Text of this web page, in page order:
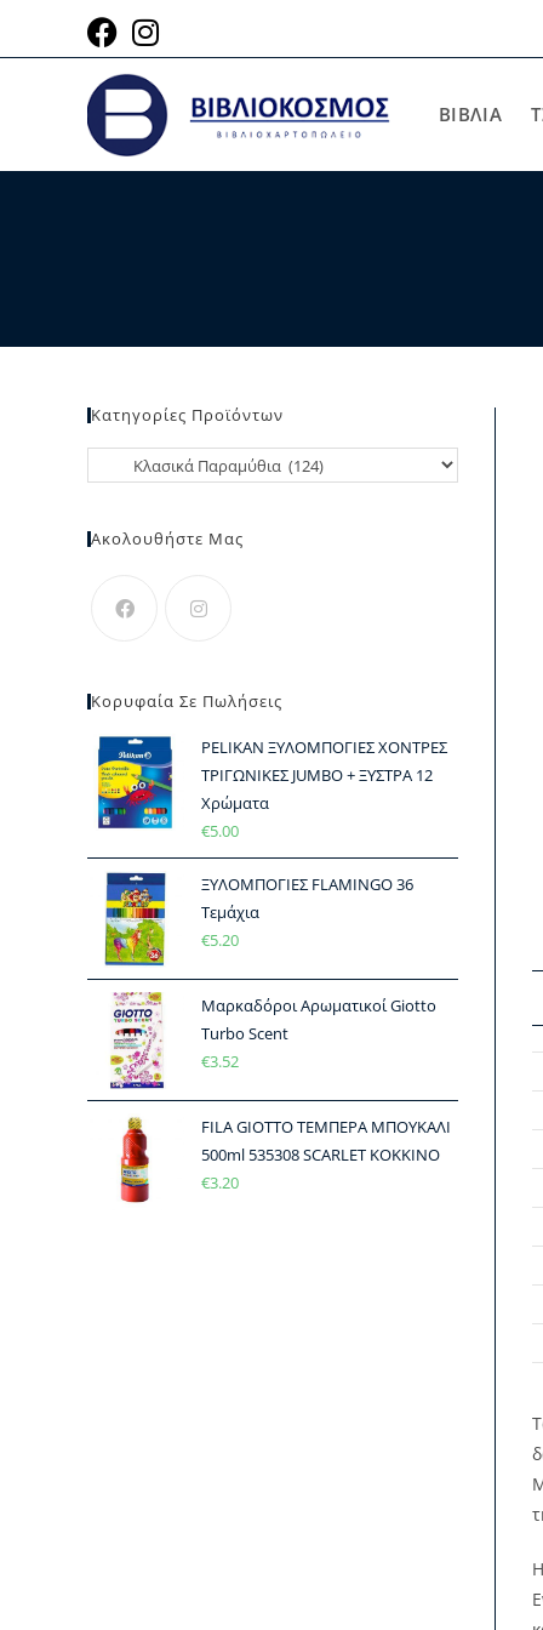
ΒΙΒΛΙΑ
Κατηγορίες Προϊόντων
Ακολουθήστε Μας
Κορυφαία Σε Πωλήσεις
PELIKAN ΞΥΛΟΜΠΟΓΙΕΣ ΧΟΝΤΡΕΣ
ΤΡΙΓΩΝΙΚΕΣ JUMBO + ΞΥΣΤΡΑ 12
Χρώματα
€5.00
ΞΥΛΟΜΠΟΓΙΕΣ FLAMINGO 36
Τεμάχια
€5.20
Μαρκαδόροι Αρωματικοί Giotto
Turbo Scent
€3.52
FILA GIOTTO ΤΕΜΠΕΡΑ ΜΠΟΥΚΑΛΙ
500ml 535308 SCARLET ΚΟΚΚΙΝΟ
€3.20